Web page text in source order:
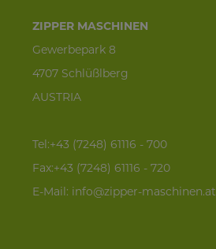
ZIPPER MASCHINEN
Gewerbepark 8
4707 Schlüßlberg
AUSTRIA
Tel:+43 (7248) 61116 - 700
Fax:+43 (7248) 61116 - 720
E-Mail: info@zipper-maschinen.at